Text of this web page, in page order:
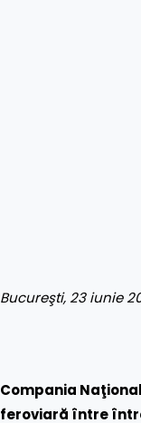
Bucureşti, 23 iunie
Compania
feroviară între